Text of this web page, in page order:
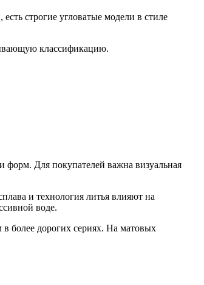
строгие угловатые модели в стиле
классификацию.
форм. Для покупателей важна визуальная
и технология литья влияют на
воде.
более дорогих сериях. На матовых